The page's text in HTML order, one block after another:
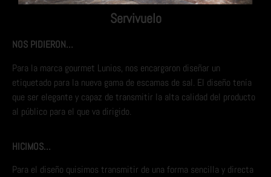
Servivuelo
NOS PIDIERON…
Para la marca gourmet Lunios, nos encargaron diseñar un
etiquetado para la nueva gama de escamas de sal. El diseño tenía
que ser elegante y capaz de transmitir la alta calidad del producto
al público para el que va dirigido.
HICIMOS…
Para el diseño quisimos transmitir de una forma sencilla y directa